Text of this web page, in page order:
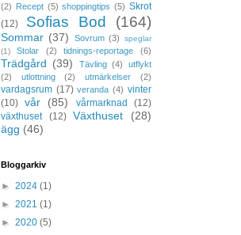
(2) Recept (5) shoppingtips (5) Skrot
(12)
Sofias Bod (164)
Sommar (37) Sovrum (3)
speglar
(1)
Stolar (2) tidnings-reportage (6)
Trädgård (39) Tävling (4)
utflykt
(2)
utlottning (2) utmärkelser (2)
vardagsrum (17) veranda (4) vinter
(10) vår (85) vårmarknad
(12)
växthuset
(12) Växthuset
(28)
ägg (46)
Bloggarkiv
► 2024 (1)
► 2021 (1)
► 2020 (5)